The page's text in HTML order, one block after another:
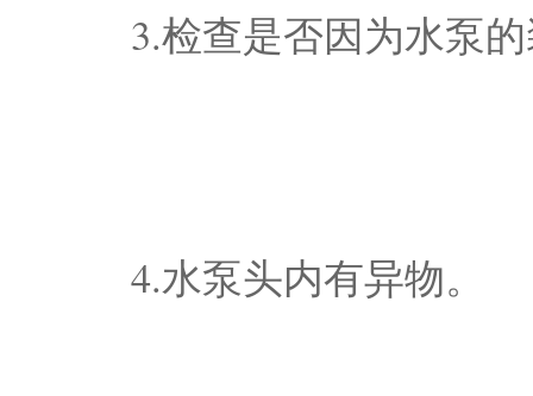
3.检查是否因为水泵
4.水泵头内有异物。